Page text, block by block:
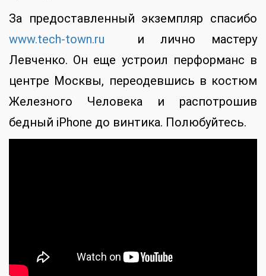
За предоставленный экземпляр спасибо
www.tech-town.ru
и лично мастеру
Левченко. Он еще устроил перформанс в
центре Москвы, переодевшись в костюм
Железного Человека и распотрошив
бедный iPhone до винтика. Полюбуйтесь.